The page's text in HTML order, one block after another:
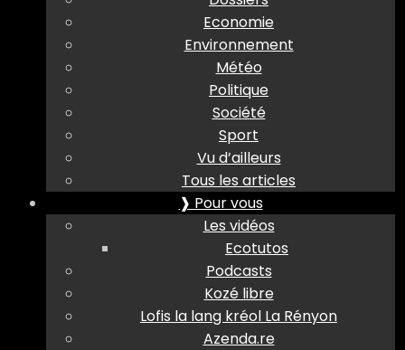
Economie
Environnement
Météo
Politique
Société
Sport
Vu d’ailleurs
Tous les articles
❱ Pour vous
Les vidéos
Ecotutos
Podcasts
Kozé libre
Lofis la lang kréol La Rényon
Azenda.re